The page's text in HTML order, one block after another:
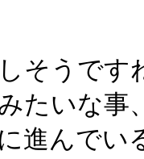
そうです
たいな
進んでい